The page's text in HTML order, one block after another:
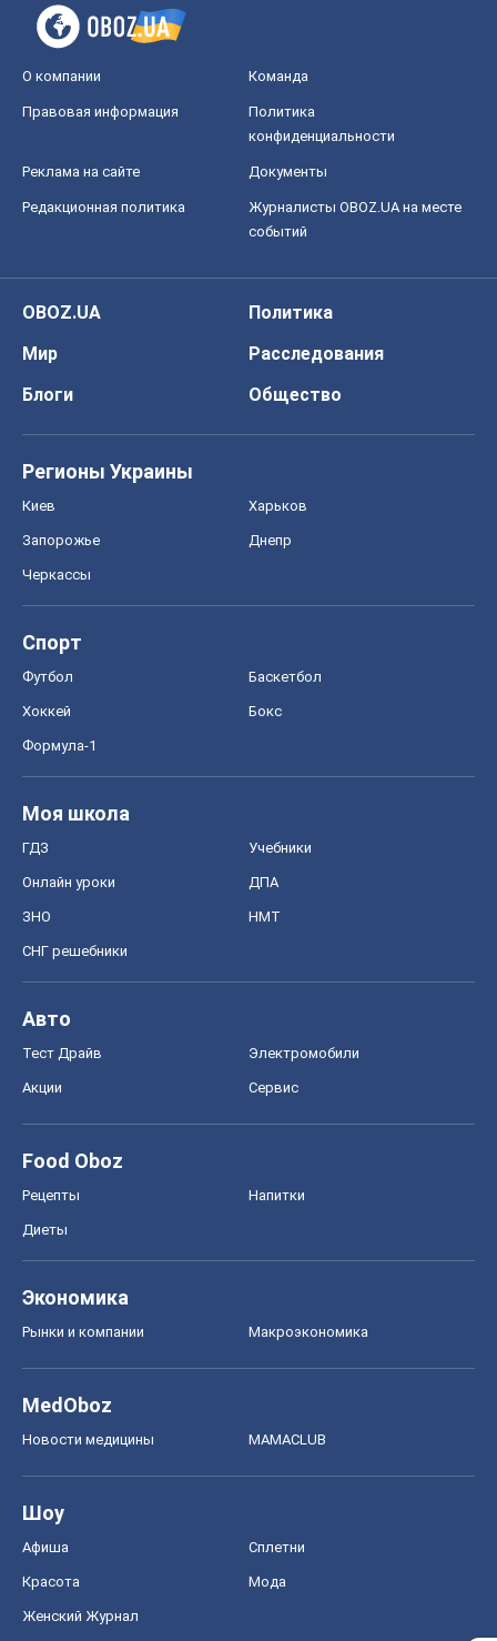
О компании Команда
Правовая информация
Политика
конфиденциальности
Реклама на сайте Документы
Редакционная политика
Журналисты OBOZ.UA на месте
событий
OBOZ.UA
Политика
Мир
Расследования
Блоги
Общество
Регионы Украины
Киев Харьков
Запорожье Днепр
Черкассы
Спорт
Футбол Баскетбол
Хоккей Бокс
Формула-1
Моя школа
ГДЗ Учебники
Онлайн уроки ДПА
ЗНО НМТ
СНГ решебники
Авто
Тест Драйв Электромобили
Акции Сервис
Food Oboz
Рецепты Напитки
Диеты
Экономика
Рынки и компании Mакроэкономика
MedOboz
Новости медицины MAMACLUB
Шоу
Афиша Сплетни
Красота Мода
Женский Журнал